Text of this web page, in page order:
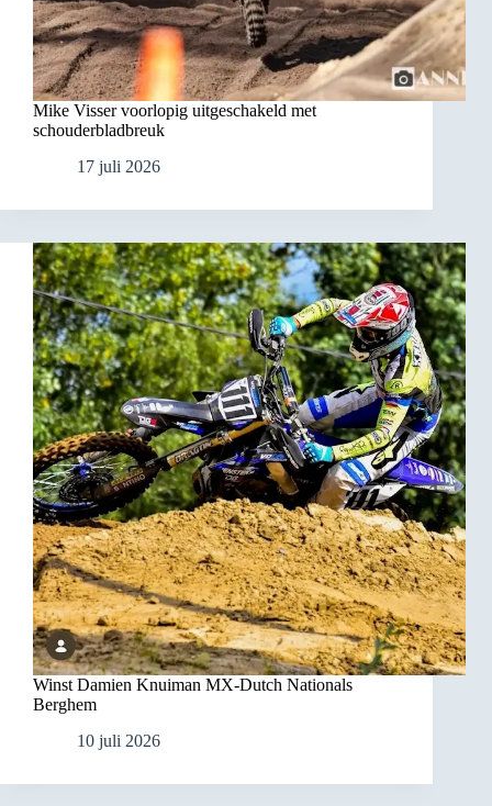
Mike Visser voorlopig uitgeschakeld met
schouderbladbreuk
17 juli 2026
Winst Damien Knuiman MX-Dutch Nationals
Berghem
10 juli 2026